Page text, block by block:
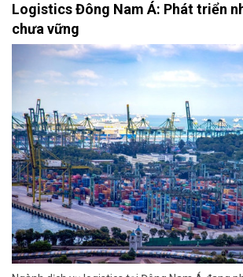
Logistics Đông Nam Á: Phát triển
chưa vững